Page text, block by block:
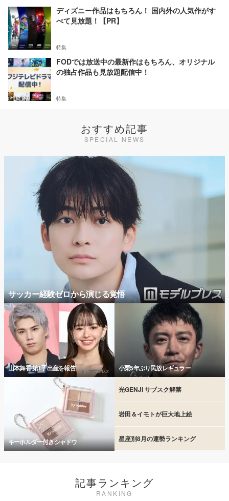
ディズニー作品はもちろん！ 国内外の人気作がす
べて見放題！【PR】
特集
FODでは放送中の最新作はもちろん、オリジナル
の独占作品も見放題配信中！
特集
おすすめ記事
SPECIAL NEWS
サッカー経験ゼロから演じる覚悟
山本舞香 第1子出産を報告 小栗5年ぶり民放レギュラー
キーホルダー付きシャドウ
光GENJI サブスク解禁
岩田＆イモトが巨大地上絵
星座別8月の運勢ランキング
記事ランキング
RANKING